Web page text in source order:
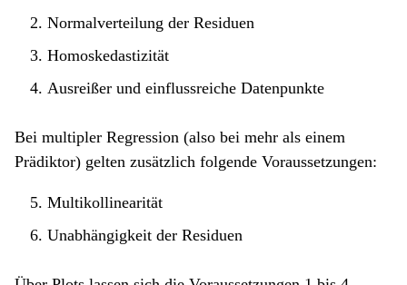
Normalverteilung der Residuen
Homoskedastizität
Ausreißer und einflussreiche Datenpunkte
Bei multipler Regression (also bei mehr als einem
Prädiktor) gelten zusätzlich folgende Voraussetzungen:
Multikollinearität
Unabhängigkeit der Residuen